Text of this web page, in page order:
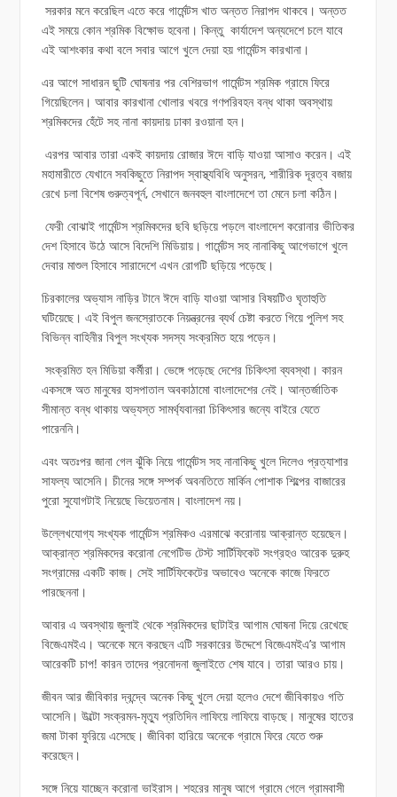
সরকার মনে করেছিল এতে করে গার্মেন্টস খাত অন্তত নিরাপদ থাকবে। অন্তত
এই সময়ে কোন শ্রমিক বিক্ষোভ হবেনা। কিন্তু কার্যাদেশ অন্যদেশে চলে যাবে
এই আশংকার কথা বলে সবার আগে খুলে দেয়া হয় গার্মেন্টস কারখানা।
এর আগে সাধারন ছুটি ঘোষনার পর বেশিরভাগ গার্মেন্টস শ্রমিক গ্রামে ফিরে
গিয়েছিলেন। আবার কারখানা খোলার খবরে গণপরিবহন বন্ধ থাকা অবস্থায়
শ্রমিকদের হেঁটে সহ নানা কায়দায় ঢাকা রওয়ানা হন।
এরপর আবার তারা একই কায়দায় রোজার ঈদে বাড়ি যাওয়া আসাও করেন। এই
মহামারীতে যেখানে সবকিছুতে নিরাপদ স্বাস্থ্যবিধি অনুসরন, শারীরিক দূরত্ব বজায়
রেখে চলা বিশেষ গুরুত্বপূর্ন, সেখানে জনবহুল বাংলাদেশে তা মেনে চলা কঠিন।
ফেরী বোঝাই গার্মেন্টস শ্রমিকদের ছবি ছড়িয়ে পড়লে বাংলাদেশ করোনার ভীতিকর
দেশ হিসাবে উঠে আসে বিদেশি মিডিয়ায়। গার্মেন্টস সহ নানাকিছু আগেভাগে খুলে
দেবার মাশুল হিসাবে সারাদেশে এখন রোগটি ছড়িয়ে পড়েছে।
চিরকালের অভ্যাস নাড়ির টানে ঈদে বাড়ি যাওয়া আসার বিষয়টিও ঘৃতাহুতি
ঘটিয়েছে। এই বিপুল জনস্রোতকে নিয়ন্ত্রনের ব্যর্থ চেষ্টা করতে গিয়ে পুলিশ সহ
বিভিন্ন বাহিনীর বিপুল সংখ্যক সদস্য সংক্রমিত হয়ে পড়েন।
সংক্রমিত হন মিডিয়া কর্মীরা। ভেঙ্গে পড়েছে দেশের চিকিৎসা ব্যবস্থা। কারন
একসঙ্গে অত মানুষের হাসপাতাল অবকাঠামো বাংলাদেশের নেই। আন্তর্জাতিক
সীমান্ত বন্ধ থাকায় অভ্যস্ত সামর্থ্যবানরা চিকিৎসার জন্যে বাইরে যেতে
পারেননি।
এবং অতঃপর জানা গেল ঝুঁকি নিয়ে গার্মেন্টস সহ নানাকিছু খুলে দিলেও প্রত্যাশার
সাফল্য আসেনি। চীনের সঙ্গে সম্পর্ক অবনতিতে মার্কিন পোশাক শিল্পের বাজারের
পুরো সুযোগটাই নিয়েছে ভিয়েতনাম। বাংলাদেশ নয়।
উল্লেখযোগ্য সংখ্যক গার্মেন্টস শ্রমিকও এরমাঝে করোনায় আক্রান্ত হয়েছেন।
আক্রান্ত শ্রমিকদের করোনা নেগেটিভ টেস্ট সার্টিফিকেট সংগ্রহও আরেক দুরুহ
সংগ্রামের একটি কাজ। সেই সার্টিফিকেটের অভাবেও অনেকে কাজে ফিরতে
পারছেননা।
আবার এ অবস্থায় জুলাই থেকে শ্রমিকদের ছাটাইর আগাম ঘোষনা দিয়ে রেখেছে
বিজেএমইএ। অনেকে মনে করছেন এটি সরকারের উদ্দেশে বিজেএমইএ’র আগাম
আরেকটি চাপ! কারন তাদের প্রনোদনা জুলাইতে শেষ যাবে। তারা আরও চায়।
জীবন আর জীবিকার দ্বন্দ্বে অনেক কিছু খুলে দেয়া হলেও দেশে জীবিকায়ও গতি
আসেনি। উল্টো সংক্রমন-মৃত্যু প্রতিদিন লাফিয়ে লাফিয়ে বাড়ছে। মানুষের হাতের
জমা টাকা ফুরিয়ে এসেছে। জীবিকা হারিয়ে অনেকে গ্রামে ফিরে যেতে শুরু
করেছেন।
সঙ্গে নিয়ে যাচ্ছেন করোনা ভাইরাস। শহরের মানুষ আগে গ্রামে গেলে গ্রামবাসী